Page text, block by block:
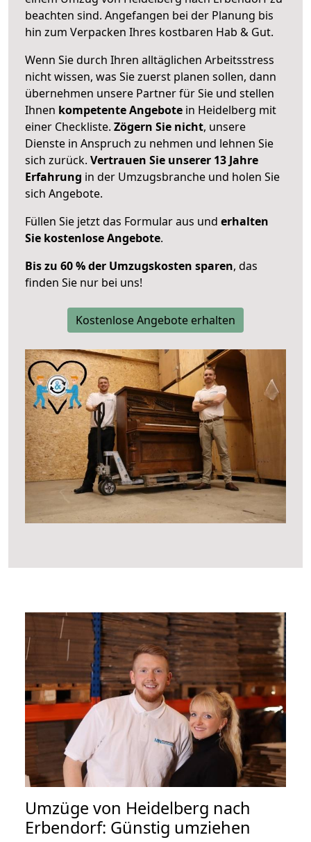
beachten sind. Angefangen bei der Planung bis
hin zum Verpacken Ihres kostbaren Hab & Gut.
Wenn Sie durch Ihren alltäglichen Arbeitsstress
nicht wissen, was Sie zuerst planen sollen, dann
übernehmen unsere Partner für Sie und stellen
Ihnen kompetente Angebote in Heidelberg mit
einer Checkliste. Zögern Sie nicht, unsere
Dienste in Anspruch zu nehmen und lehnen Sie
sich zurück. Vertrauen Sie unserer 13 Jahre
Erfahrung in der Umzugsbranche und holen Sie
sich Angebote.
Füllen Sie jetzt das Formular aus und erhalten
Sie kostenlose Angebote.
Bis zu 60 % der Umzugskosten sparen, das
finden Sie nur bei uns!
Kostenlose Angebote erhalten
Umzüge von Heidelberg nach
Erbendorf: Günstig umziehen